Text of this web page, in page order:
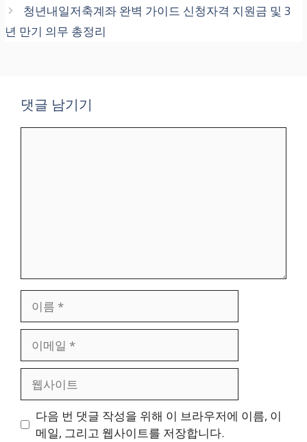
니다.
청년내일저축계좌 완벽 가이드 신청자격 지원금 및 3
년 만기 의무 총정리
댓글 남기기
일
트
다음 번 댓글 작성을 위해 이 브라우저에 이름, 이
메일, 그리고 웹사이트를 저장합니다.